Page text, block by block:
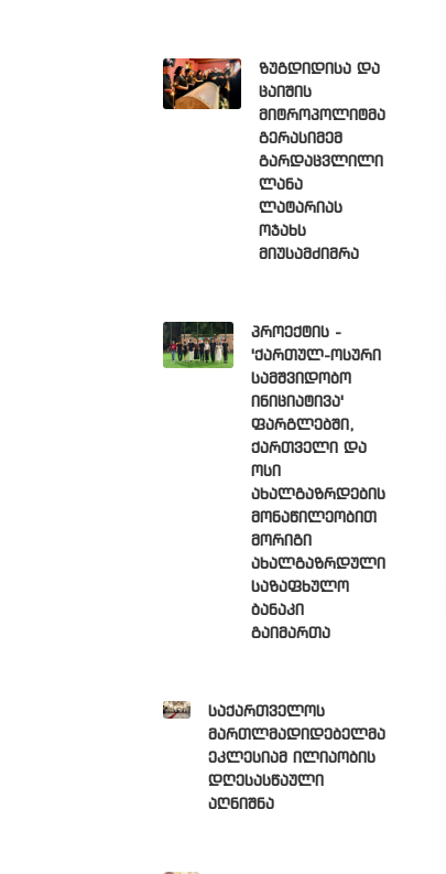
ზუგდიდისა და
ცაიშის
მიტროპოლიტმა
გერასიმემ
გარდაცვლილი
ლანა
ლატარიას
ოჯახს
მიუსამძიმრა
პროექტის -
'ქართულ-ოსური
სამშვიდობო
ინიციატივა'
ფარგლებში,
ქართველი და
ოსი
ახალგაზრდების
მონაწილეობით
მორიგი
ახალგაზრდული
საზაფხულო
ბანაკი
გაიმართა
საქართველოს
მართლმადიდებელმა
ეკლესიამ ილიაობის
დღესასწაული
აღნიშნა